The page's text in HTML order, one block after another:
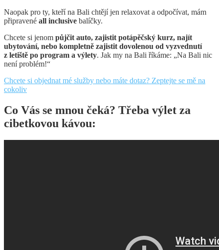
Naopak pro ty, kteří na Bali chtějí jen relaxovat a odpočívat, mám
připravené all inclusive balíčky.
Chcete si jenom půjčit auto, zajistit potápěčský kurz, najít
ubytování, nebo kompletně zajistit dovolenou od vyzvednutí
z letiště po program a výlety. Jak my na Bali říkáme: „Na Bali nic
není problém!“
Chcete si objednat mé služby nebo máte dotaz? Zeptejte se mě na
cokoliv
Co Vás se mnou čeká? Třeba výlet za
cibetkovou kávou: